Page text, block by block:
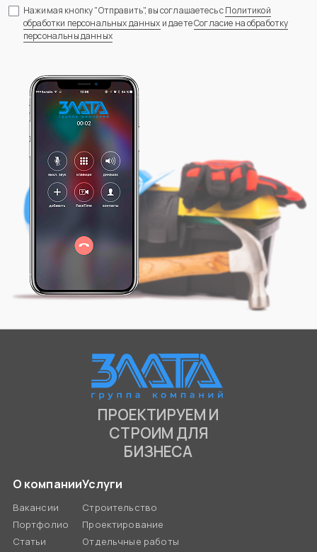
Нажимая кнопку "Отправить", вы соглашаетесь сПолитикой
обработки персональных данных и даетеСогласие на обработку
персональны данных
ПРОЕКТИРУЕМ И
СТРОИМ ДЛЯ
БИЗНЕСА
О компании
Вакансии
Портфолио
Статьи
Услуги
Строительство
Проектирование
Отдельчные работы